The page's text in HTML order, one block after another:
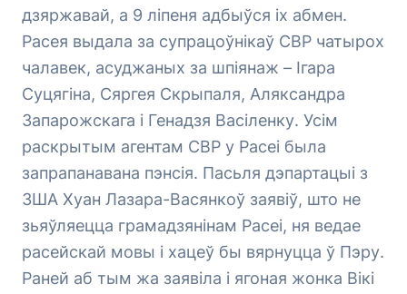
дзяржавай, а 9 ліпеня адбыўся іх абмен.
Расея выдала за супрацоўнікаў СВР чатырох
чалавек, асуджаных за шпіянаж – Ігара
Суцягіна, Сяргея Скрыпаля, Аляксандра
Запарожскага і Генадзя Васіленку. Усім
раскрытым агентам СВР у Расеі была
запрапанавана пэнсія. Пасьля дэпартацыі з
ЗША Хуан Лазара-Васянкоў заявіў, што не
зьяўляецца грамадзянінам Расеі, ня ведае
расейскай мовы і хацеў бы вярнуцца ў Пэру.
Раней аб тым жа заявіла і ягоная жонка Вікі